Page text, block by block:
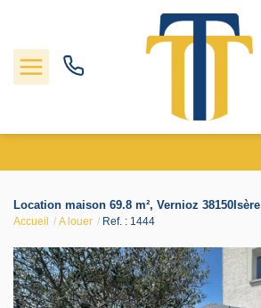
Gestion
Location maison 69.8 m², Vernioz 38150Isère
Accueil A louer Ref. : 1444